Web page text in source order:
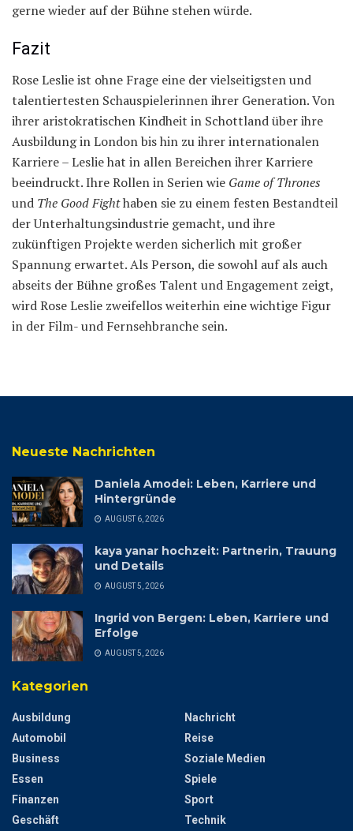
gerne wieder auf der Bühne stehen würde.
Fazit
Rose Leslie ist ohne Frage eine der vielseitigsten und
talentiertesten Schauspielerinnen ihrer Generation. Von
ihrer aristokratischen Kindheit in Schottland über ihre
Ausbildung in London bis hin zu ihrer internationalen
Karriere – Leslie hat in allen Bereichen ihrer Karriere
beeindruckt. Ihre Rollen in Serien wie Game of Thrones
und The Good Fighthaben sie zu einem festen Bestandteil
der Unterhaltungsindustrie gemacht, und ihre
zukünftigen Projekte werden sicherlich mit großer
Spannung erwartet. Als Person, die sowohl auf als auch
abseits der Bühne großes Talent und Engagement zeigt,
wird Rose Leslie zweifellos weiterhin eine wichtige Figur
in der Film- und Fernsehbranche sein.
Neueste Nachrichten
Daniela Amodei: Leben, Karriere und
Hintergründe
AUGUST 6, 2026
kaya yanar hochzeit: Partnerin, Trauung
und Details
AUGUST 5, 2026
Ingrid von Bergen: Leben, Karriere und
Erfolge
AUGUST 5, 2026
Kategorien
Ausbildung
Automobil
Business
Essen
Finanzen
Geschäft
Nachricht
Reise
Soziale Medien
Spiele
Sport
Technik